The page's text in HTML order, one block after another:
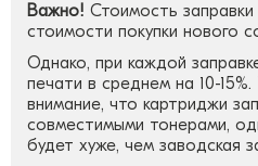
Важно! Стоимость
стоимости покупки нового
Однако, при каждой
печати в среднем на 10-
внимание, что картриджи
совместимыми тонерами,
будет хуже, чем заводская